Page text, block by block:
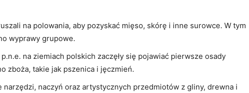
na polowania, aby pozyskać mięso, skórę i inne surowce. W tym
wyprawy grupowe.
p.n.e. na ziemiach polskich zaczęły się pojawiać pierwsze osady
zboża, takie jak pszenica i jęczmień.
narzędzi, naczyń oraz artystycznych przedmiotów z gliny, drewna i